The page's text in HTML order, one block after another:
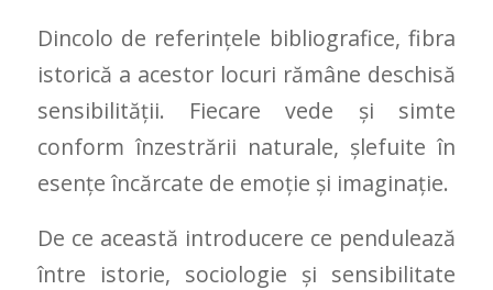
Dincolo de referințele bibliografice, fibra
istorică a acestor locuri rămâne deschisă
sensibilității. Fiecare vede și simte
conform înzestrării naturale, șlefuite în
esențe încărcate de emoție și imaginație.
De ce această introducere ce pendulează
între istorie, sociologie și sensibilitate